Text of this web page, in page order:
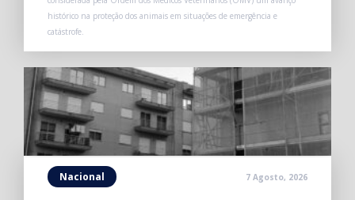
histórico na proteção dos animais em situações de emergência e
catástrofe.
Nacional 7 Agosto, 2026